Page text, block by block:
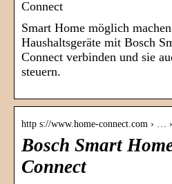
Connect
Smart Home möglich
Haushaltsgeräte mit Bosch
Connect verbinden und sie
steuern.
http s://www.home-connect.com › …
Bosch Smart
Connect